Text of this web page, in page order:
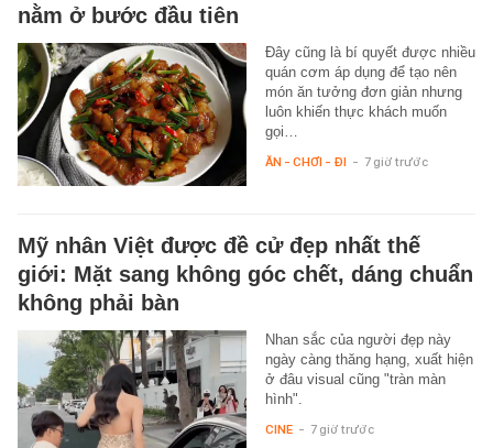
nằm ở bước đầu tiên
Đây cũng là bí quyết được nhiều
quán cơm áp dụng để tạo nên
món ăn tưởng đơn giản nhưng
luôn khiến thực khách muốn
gọi…
ĂN - CHƠI - ĐI - 7 giờ trước
Mỹ nhân Việt được đề cử đẹp nhất thế
giới: Mặt sang không góc chết, dáng chuẩn
không phải bàn
Nhan sắc của người đẹp này
ngày càng thăng hạng, xuất hiện
ở đâu visual cũng "tràn màn
hình".
CINE - 7 giờ trước